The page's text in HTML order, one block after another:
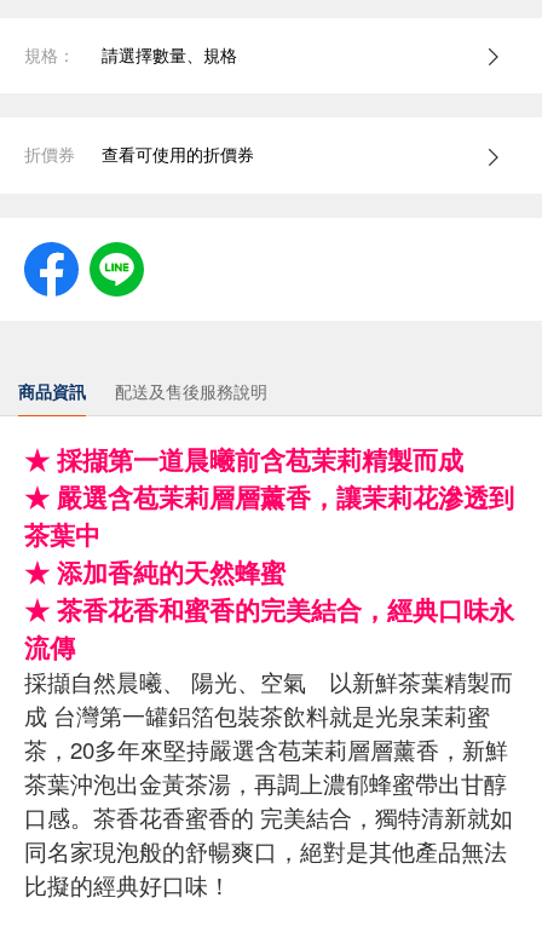
規格： 請選擇數量、規格
折價券 查看可使用的折價券
商品資訊 配送及售後服務說明
★ 採擷第一道晨曦前含苞茉莉精製而成
★ 嚴選含苞茉莉層層薰香，讓茉莉花滲透到
茶葉中
★ 添加香純的天然蜂蜜
★ 茶香花香和蜜香的完美結合，經典口味永
流傳
採擷自然晨曦、 陽光、空氣 以新鮮茶葉精製而
成 台灣第一罐鋁箔包裝茶飲料就是光泉茉莉蜜
茶，20多年來堅持嚴選含苞茉莉層層薰香，新鮮
茶葉沖泡出金黃茶湯，再調上濃郁蜂蜜帶出甘醇
口感。茶香花香蜜香的 完美結合，獨特清新就如
同名家現泡般的舒暢爽口，絕對是其他產品無法
比擬的經典好口味！